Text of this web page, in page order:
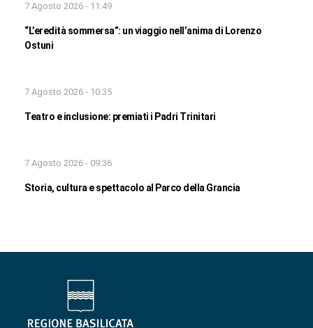
7 Agosto 2026 - 11:49
“L’eredità sommersa”: un viaggio nell’anima di Lorenzo
Ostuni
7 Agosto 2026 - 10:35
Teatro e inclusione: premiati i Padri Trinitari
7 Agosto 2026 - 09:36
Storia, cultura e spettacolo al Parco della Grancia